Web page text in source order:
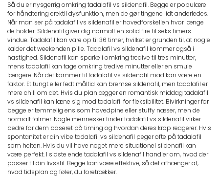
Så du er nysgerrig omkring tadalafil vs sildenafil. Begge er populære
for håndtering erektil dysfunktion, men de gør tingene lidt anderledes.
Når man ser på tadalafil vs sildenafil er hovedforskellen hvor længe
de holder. Sildenafil giver dig normalt en solid fire til seks timers
vindue. Tadalafil kan vare op til 36 timer, hvilket er grunden til, at nogle
kalder det weekenden pille. Tadalafil vs sildenafil kommer også i
hastighed. Sildenafil kan sparke i omkring tredive til tres minutter,
mens tadalafil kan tage omkring tredive minutter eller en smule
længere. Når det kommer til tadalafil vs sildenafil mad kan være en
faktor. Et tungt eller fedt måltid kan bremse sildenafil, men tadalafil er
mere chill om det. Hvis du planlægger en romantisk middag tadalafil
vs sildenafil kan læne sig mod tadalafil for fleksibilitet. Bivirkninger for
begge er temmelig ens som hovedpine eller stuffy næser, men de
normalt falmer. Nogle mennesker finder tadalafil vs sildenafil virker
bedre for dem baseret på timing og hvordan deres krop reagerer. Hvis
spontanitet er din vibe tadalafil vs sildenafil peger ofte på tadalafil
som helten. Hvis du vil have noget mere situationel sildenafil kan
være perfekt. I sidste ende tadalafil vs sildenafil handler om, hvad der
passer til din livsstil. Begge kan være effektive, så det afhænger af,
hvad tidsplan og føler, du foretrækker.